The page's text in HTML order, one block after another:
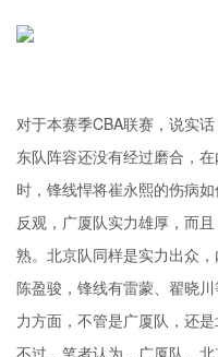
对于本赛季CBA联赛，说实
东队阵容还没有经过磨合，
时，锋线悍将崔永熙的伤病
反观，广厦队实力雄厚，而
熟。北京队同样是实力出众，
陈盈骏，锋线有雷蒙、翟晓
力方面，不管是广厦队，还
不过，笔者认为，广厦队、